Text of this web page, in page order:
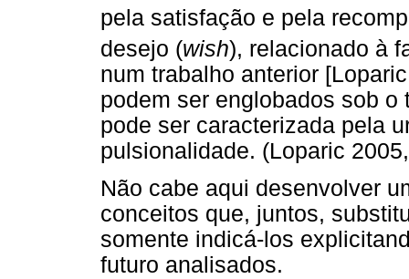
pela satisfação e pela
desejo (wish), relacionado à
num trabalho anterior
podem ser englobados sob
pode ser caracterizada pela
pulsionalidade. (Loparic
Não cabe aqui desenvolver
conceitos que, juntos,
somente indicá-los
futuro analisados.